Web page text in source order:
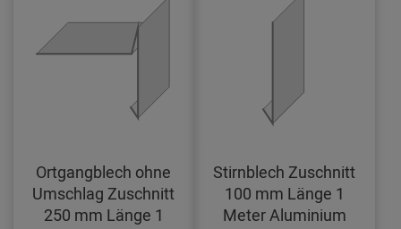
Ortgangblech ohne
Umschlag Zuschnitt
250 mm Länge 1
Stirnblech Zuschnitt
100 mm Länge 1
Meter Aluminium